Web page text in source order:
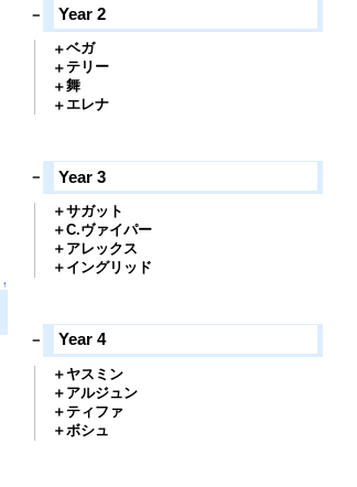
↑
Year 2
ベガ
テリー
舞
エレナ
Year 3
サガット
C.ヴァイパー
アレックス
イングリッド
Year 4
ヤスミン
アルジュン
ティファ
ボシュ